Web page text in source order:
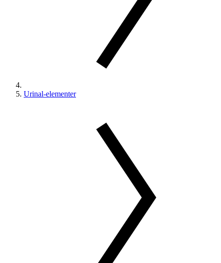
Urinal-elementer